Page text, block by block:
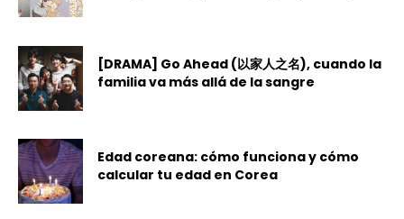
[DRAMA] Go Ahead (以家人之名), cuando la
familia va más allá de la sangre
Edad coreana: cómo funciona y cómo
calcular tu edad en Corea